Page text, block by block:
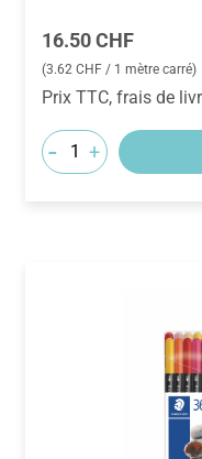
Prix régulier :
16.50 CHF
(3.62 CHF / 1 mètre carré)
Prix TTC, frais de
- +